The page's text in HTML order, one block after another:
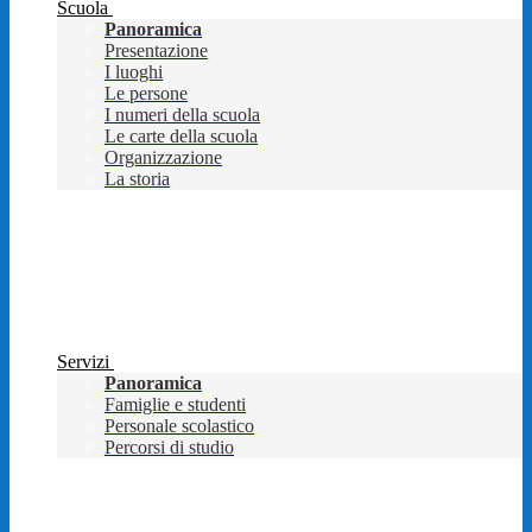
Scuola
Panoramica
Presentazione
I luoghi
Le persone
I numeri della scuola
Le carte della scuola
Organizzazione
La storia
Servizi
Panoramica
Famiglie e studenti
Personale scolastico
Percorsi di studio